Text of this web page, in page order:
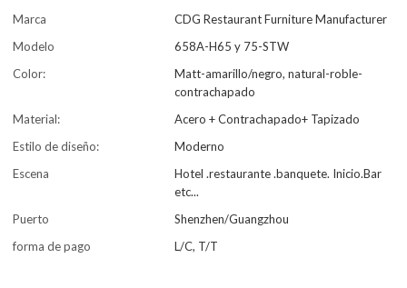
Marca
CDG Restaurant Furniture Manufacturer
Modelo
658A-H65 y 75-STW
Color:
Matt-amarillo/negro, natural-roble-
contrachapado
Material:
Acero + Contrachapado+ Tapizado
Estilo de diseño:
Moderno
Escena
Hotel .restaurante .banquete. Inicio.Bar
etc...
Puerto
Shenzhen/Guangzhou
forma de pago
L/C, T/T